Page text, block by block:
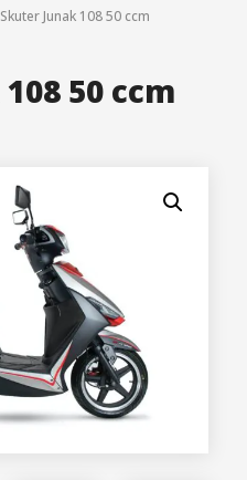
Skuter Junak 108 50 ccm
50 ccm